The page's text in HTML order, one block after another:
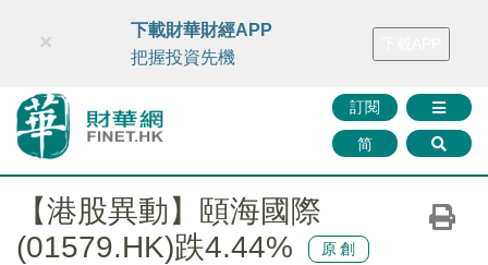
財華智庫網 FINTV FINMETA 財華證券 媒體矩陣
訂閱
简
×
下載財華財經APP
把握投資先機
【港股異動】頤海國際
(01579.HK)跌4.44%
原創